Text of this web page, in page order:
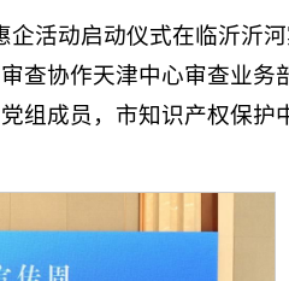
活动启动仪式在临沂沂
查协作天津中心审查业务
组成员，市知识产权保护